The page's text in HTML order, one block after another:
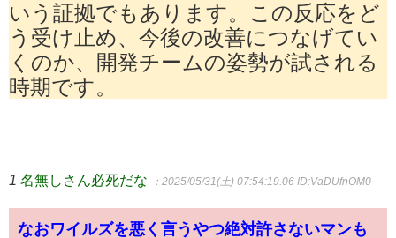
いう証拠でもあります。この反応をど
う受け止め、今後の改善につなげてい
くのか、開発チームの姿勢が試される
時期です。
1 名無しさん必死だな ：2025/05/31(土) 07:54:19.06 ID:VaDUfnOM0
なおワイルズを悪く言うやつ絶対許さないマンも